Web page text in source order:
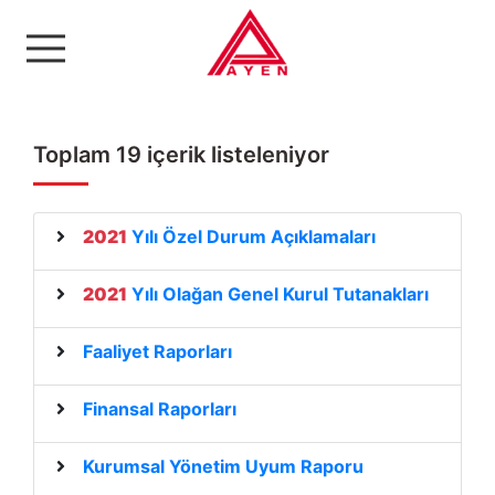
Ayen Enerji A.Ş
Toplam 19 içerik listeleniyor
2021 Yılı Özel Durum Açıklamaları
2021 Yılı Olağan Genel Kurul Tutanakları
Faaliyet Raporları
Finansal Raporları
Kurumsal Yönetim Uyum Raporu